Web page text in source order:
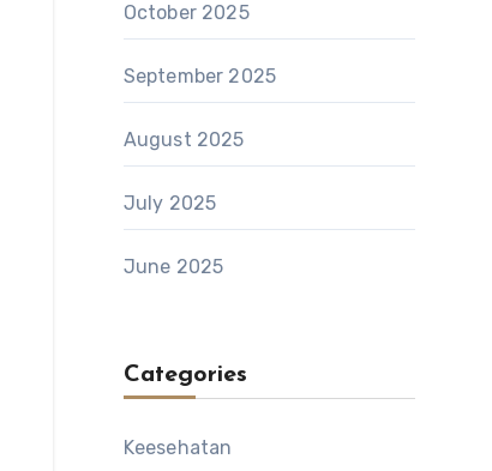
October 2025
September 2025
August 2025
July 2025
June 2025
Categories
Keesehatan